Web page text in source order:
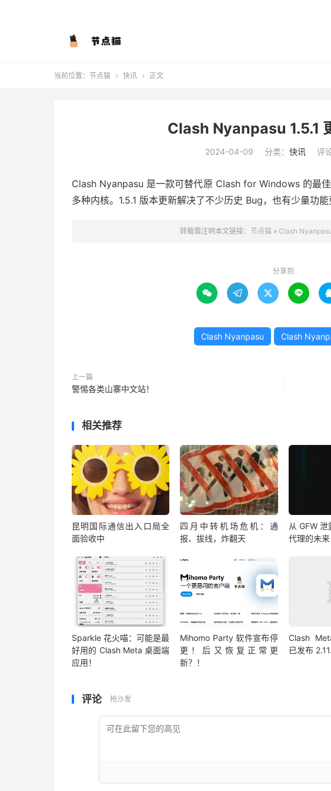
当前位置： 节点猫  快讯  正文
Clash Nyanpasu 1.5.1
2024-04-09 分类： 快讯 评
Clash Nyanpasu 是一款可替代原 Clash for Windows 的最
多种内核。1.5.1 版本更新解决了不少历史 Bug，也有少量功能
转载需注明本文链接： 节点猫 » Clash
分享到
   
Clash Nyanpasu Clash
上一篇
警惕各类山寨中文站！
相关推荐
昆明国际通信出入口局全
面验收中
四月中转机场危机：通
报、拔线，炸翻天
从 GFW
代理的未来
Sparkle 花火喵：可能是最
好用的 Clash Meta 桌面端
应用！
Mihomo Party 软件宣布停
更！后又恢复正常更
新？！
Clash
已发布
评论 抢沙发